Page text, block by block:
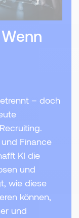
– doch
Finance
KI die
und
wie diese
können,
und